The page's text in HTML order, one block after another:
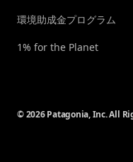
環境助成金プログラム
1% for the Planet
© 2026 Patagonia, Inc. All